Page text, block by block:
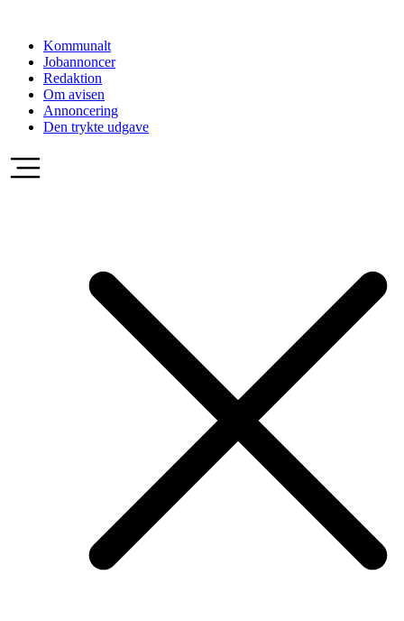
indholdKommunalt
Jobannoncer
Redaktion
Om avisen
Annoncering
Den trykte udgave